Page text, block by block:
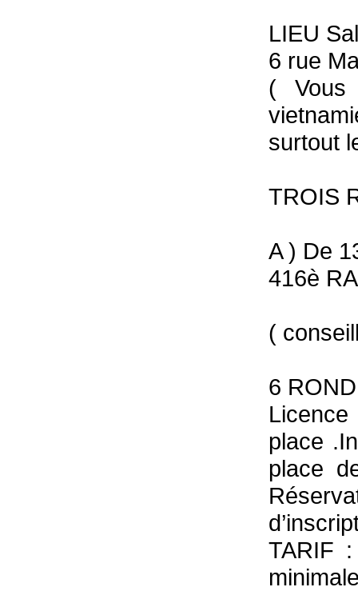
LIEU
6 rue
( Vous
surtout
TROIS
A ) De
416è
(
6
place
place
TARIF